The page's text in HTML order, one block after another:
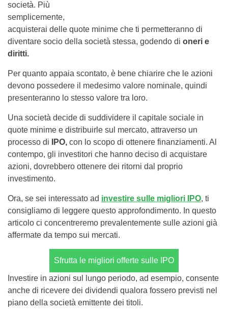
società. Più
semplicemente,
acquisterai delle quote minime che ti permetteranno di
diventare socio della società stessa, godendo di oneri e
diritti.
Per quanto appaia scontato, è bene chiarire che le azioni
devono possedere il medesimo valore nominale, quindi
presenteranno lo stesso valore tra loro.
Una società decide di suddividere il capitale sociale in
quote minime e distribuirle sul mercato, attraverso un
processo di
IPO, con lo scopo di ottenere finanziamenti. Al
contempo, gli investitori che hanno deciso di acquistare
azioni, dovrebbero ottenere dei ritorni dal proprio
investimento.
Ora, se sei interessato ad investire sulle migliori IPO, ti
consigliamo di leggere questo approfondimento. In questo
articolo ci concentreremo prevalentemente sulle azioni già
affermate da tempo sui mercati.
Sfrutta le migliori offerte sulle IPO
Investire in azioni sul lungo periodo, ad esempio, consente
anche di ricevere dei dividendi qualora fossero previsti nel
piano della società emittente dei titoli.